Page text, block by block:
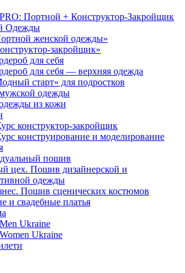
Портной + Конструктор-Закройщик
Одежды
женской одежды»
закройщик»
для себя
для себя — верхняя одежда
старт» для подростков
одежды
из кожи
конструктор-закройщик
конструирование и моделирование
пошив
цех. Пошив дизайнерской и
одежды
Пошив сценических костюмов
и свадебные платья
Ukraine
Ukraine